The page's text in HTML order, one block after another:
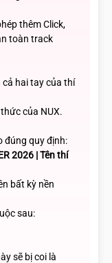
thêm Click,
toàn track
cả hai tay của thí
của NUX.
đúng quy định:
2026 | Tên thí
bất kỳ nền
sau:
sẽ bị coi là